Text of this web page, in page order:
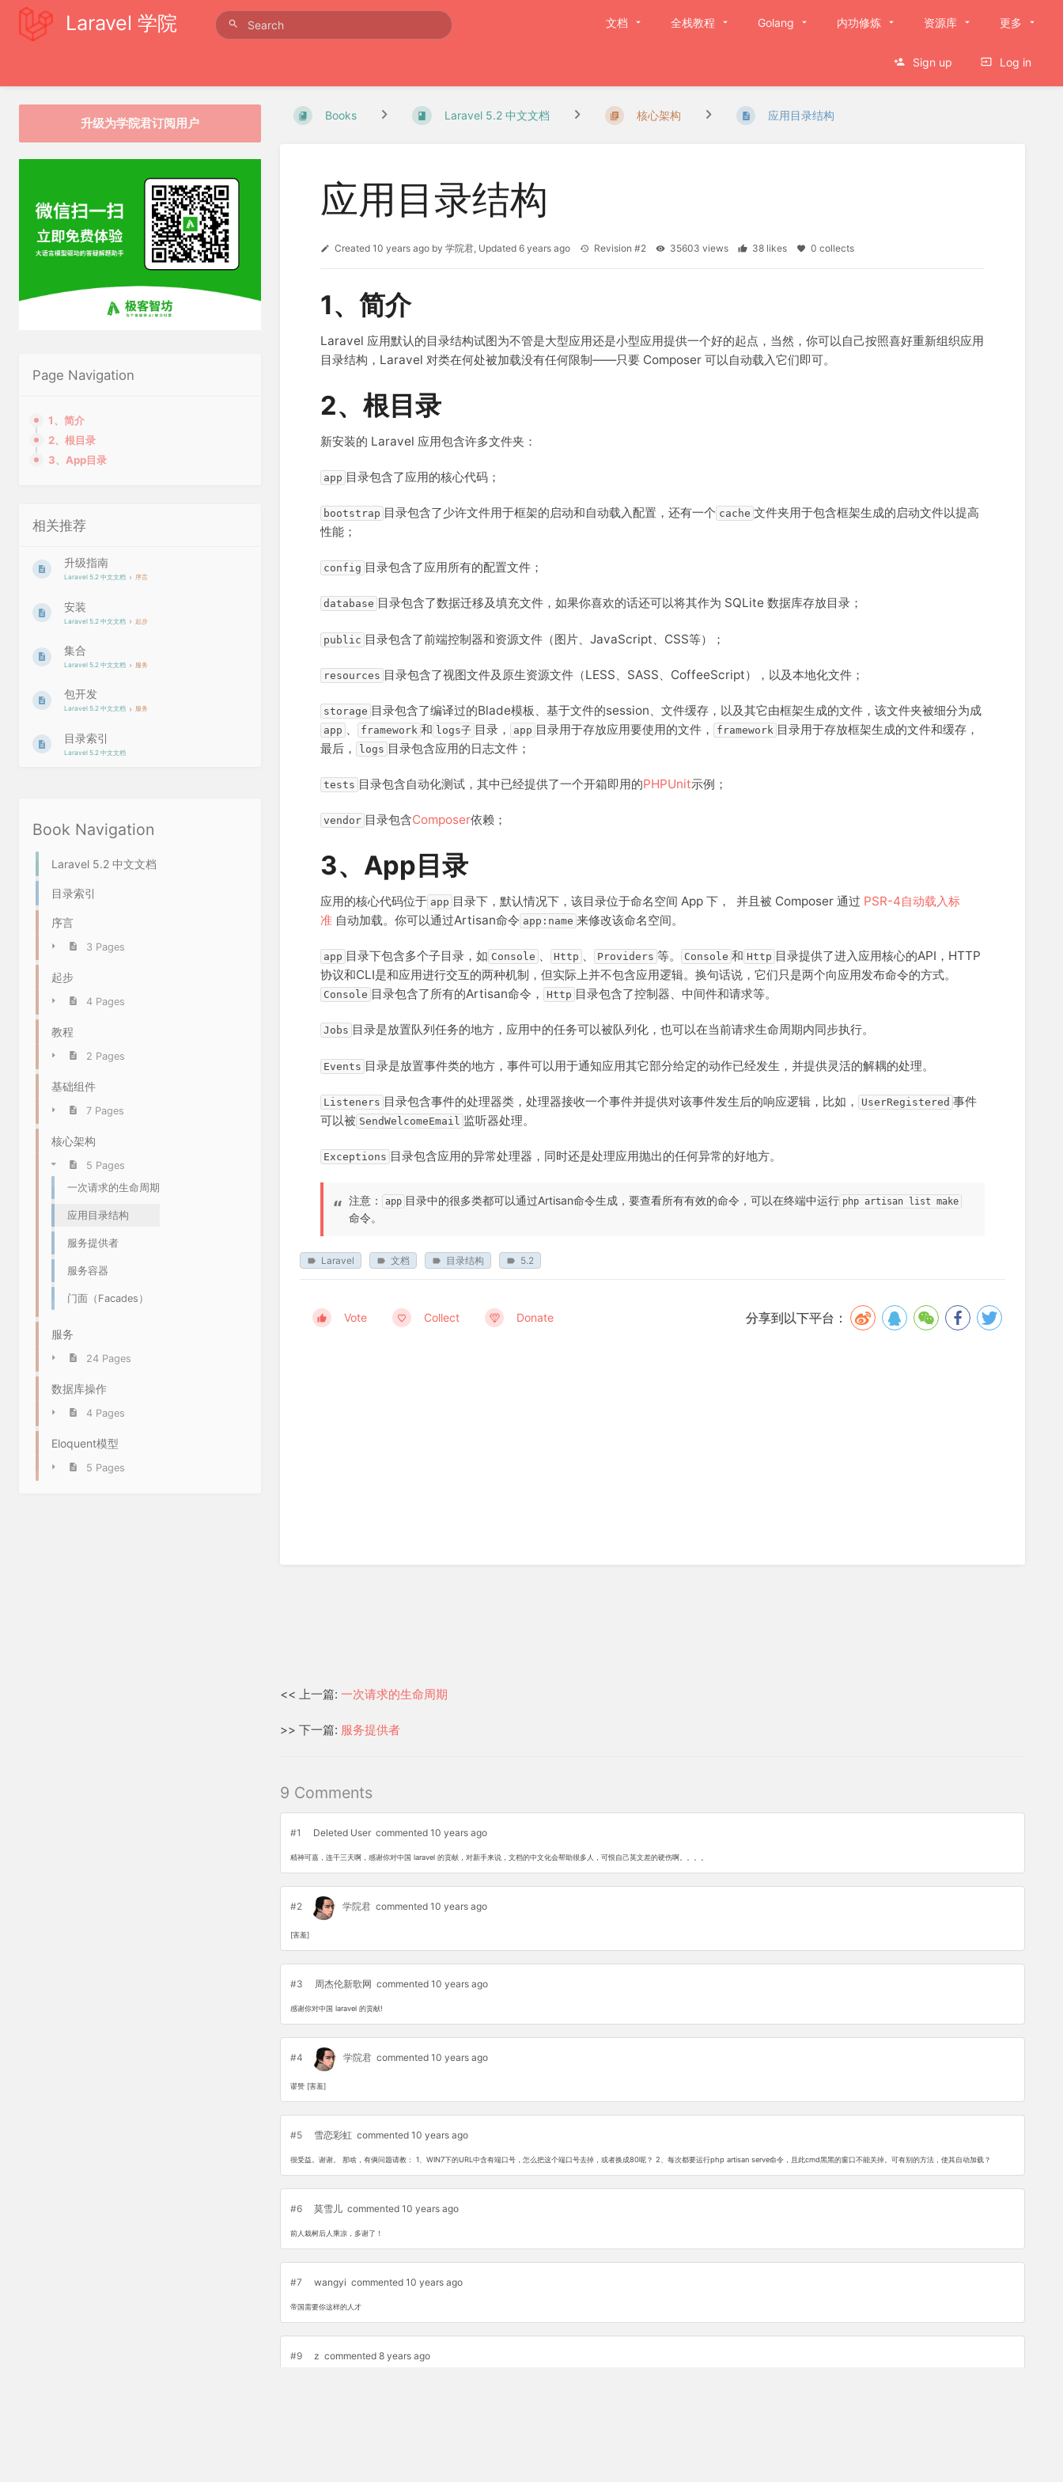
Laravel 学院 文档 全栈教程 Golang 内功修炼 资源库 更多
Sign up Log in
Book Navigation
Laravel 5.2 中文文档
目录索引
序言
3 Pages
起步
4 Pages
教程
2 Pages
基础组件
7 Pages
核心架构
5 Pages
一次请求的生命周期
应用目录结构
服务提供者
服务容器
门面（Facades）
服务
24 Pages
数据库操作
4 Pages
Eloquent模型
5 Pages
Books Laravel 5.2 中文文档 核心架构 应用目录结构
应用目录结构
Created 10 years ago by 学院君, Updated 6 years ago Revision #2 35603 views 38 likes 0 collects
1、简介
Laravel 应用默认的目录结构试图为不管是大型应用还是小型应用提供一个好的起点，当然，你可以自己按照喜好重新组织应用
目录结构，Laravel 对类在何处被加载没有任何限制——只要 Composer 可以自动载入它们即可。
2、根目录
新安装的 Laravel 应用包含许多文件夹：
app 目录包含了应用的核心代码；
bootstrap 目录包含了少许文件用于框架的启动和自动载入配置，还有一个 cache 文件夹用于包含框架生成的启动文件以提高
性能；
config 目录包含了应用所有的配置文件；
database 目录包含了数据迁移及填充文件，如果你喜欢的话还可以将其作为 SQLite 数据库存放目录；
public 目录包含了前端控制器和资源文件（图片、JavaScript、CSS等）；
resources 目录包含了视图文件及原生资源文件（LESS、SASS、CoffeeScript），以及本地化文件；
storage 目录包含了编译过的Blade模板、基于文件的session、文件缓存，以及其它由框架生成的文件，该文件夹被细分为成
app 、 framework 和 logs子 目录， app 目录用于存放应用要使用的文件， framework 目录用于存放框架生成的文件和缓存，
最后，
logs 目录包含应用的日志文件；
tests 目录包含自动化测试，其中已经提供了一个开箱即用的PHPUnit示例；
vendor 目录包含Composer依赖；
3、App目录
应用的核心代码位于 app 目录下，默认情况下，该目录位于命名空间 App 下， 并且被 Composer 通过 PSR-4自动载入标
准 自动加载。你可以通过Artisan命令 app:name 来修改该命名空间。
app 目录下包含多个子目录，如 Console 、 Http 、 Providers 等。 Console 和 Http 目录提供了进入应用核心的API，HTTP
协议和CLI是和应用进行交互的两种机制，但实际上并不包含应用逻辑。换句话说，它们只是两个向应用发布命令的方式。
Console 目录包含了所有的Artisan命令， Http 目录包含了控制器、中间件和请求等。
Jobs 目录是放置队列任务的地方，应用中的任务可以被队列化，也可以在当前请求生命周期内同步执行。
Events 目录是放置事件类的地方，事件可以用于通知应用其它部分给定的动作已经发生，并提供灵活的解耦的处理。
Listeners 目录包含事件的处理器类，处理器接收一个事件并提供对该事件发生后的响应逻辑，比如， UserRegistered 事件
可以被 SendWelcomeEmail 监听器处理。
Exceptions 目录包含应用的异常处理器，同时还是处理应用抛出的任何异常的好地方。
注意： app 目录中的很多类都可以通过Artisan命令生成，要查看所有有效的命令，可以在终端中运行 php artisan list make
命令。
Laravel 文档 目录结构 5.2
Vote Collect Donate 分享到以下平台：
<< 上一篇: 一次请求的生命周期
>> 下一篇: 服务提供者
9 Comments
#1 Deleted User commented 10 years ago
精神可嘉，连干三天啊，感谢你对中国 laravel 的贡献，对新手来说，文档的中文化会帮助很多人，可恨自己英文差的硬伤啊。。。。
#2 学院君 commented 10 years ago
[害羞]
#3 周杰伦新歌网 commented 10 years ago
感谢你对中国 laravel 的贡献!
#4 学院君 commented 10 years ago
谬赞 [害羞]
#5 雪恋彩虹 commented 10 years ago
很受益。谢谢。 那啥，有俩问题请教： 1、WIN7下的URL中含有端口号，怎么把这个端口号去掉，或者换成80呢？ 2、每次都要运行php artisan serve命令，且此cmd黑黑的窗口不能关掉。可有别的方法，使其自动加载？
#6 莫雪儿 commented 10 years ago
前人栽树后人乘凉，多谢了！
#7 wangyi commented 10 years ago
帝国需要你这样的人才
#9 z commented 8 years ago
升级为学院君订阅用户
Page Navigation
1、简介
2、根目录
3、App目录
相关推荐
升级指南
Laravel 5.2 中文文档 序言
安装
Laravel 5.2 中文文档 起步
集合
Laravel 5.2 中文文档 服务
包开发
Laravel 5.2 中文文档 服务
目录索引
Laravel 5.2 中文文档